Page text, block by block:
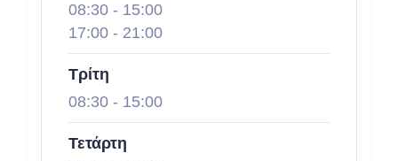
08:30 - 15:00
17:00 - 21:00
Τρίτη
08:30 - 15:00
Τετάρτη